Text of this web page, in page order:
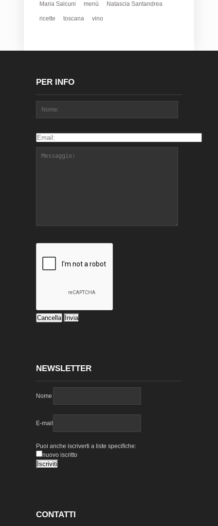
Maria Salcuni menù Natascia Santandrea
ricette toscana vino
PER INFO
NEWSLETTER
Nome
E-mail
Puoi anche iscriverti a liste specifiche:
nuovo iscritto
CONTATTI